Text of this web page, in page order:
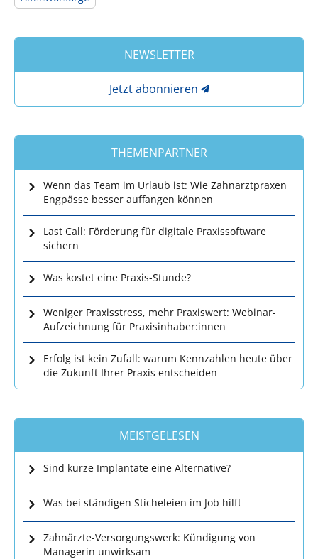
NEWSLETTER
Jetzt abonnieren
THEMENPARTNER
Wenn das Team im Urlaub ist: Wie Zahnarztpraxen
Engpässe besser auffangen können
Last Call: Förderung für digitale Praxissoftware
sichern
Was kostet eine Praxis-Stunde?
Weniger Praxisstress, mehr Praxiswert: Webinar-
Aufzeichnung für Praxisinhaber:innen
Erfolg ist kein Zufall: warum Kennzahlen heute über
die Zukunft Ihrer Praxis entscheiden
MEISTGELESEN
Sind kurze Implantate eine Alternative?
Was bei ständigen Sticheleien im Job hilft
Zahnärzte-Versorgungswerk: Kündigung von
Managerin unwirksam